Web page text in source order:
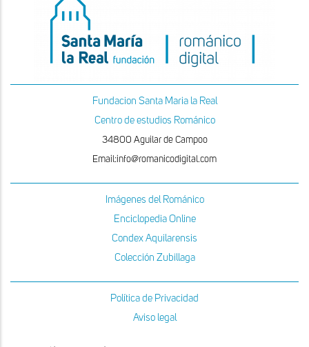
Fundacion Santa Maria la Real
Centro de estudios Románico
34800 Aguilar de Campoo
Email:info@romanicodigital.com
Imágenes del Románico
Enciclopedia Online
Condex Aquilarensis
Colección Zubillaga
Política de Privacidad
Aviso legal